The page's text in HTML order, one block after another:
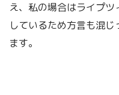
え、私の場合はライプ
しているため方言も混
ます。